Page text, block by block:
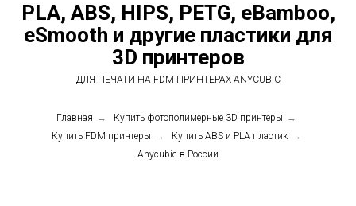
PLA, ABS, HIPS, PETG, eBamboo,
eSmooth и другие пластики для
3D принтеров
ДЛЯ ПЕЧАТИ НА FDM ПРИНТЕРАХ ANYCUBIC
Главная → Купить фотополимерные 3D принтеры →
Купить FDM принтеры → Купить ABS и PLA пластик →
Anycubic в России